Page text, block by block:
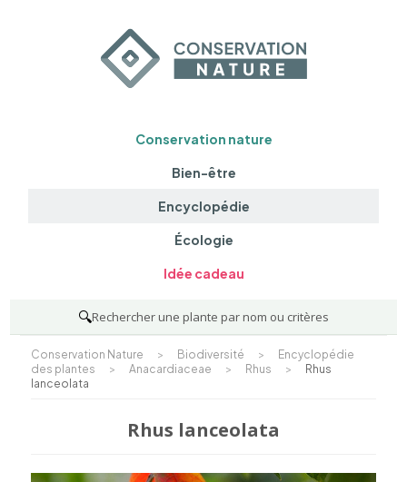
Conservation nature
Bien-être
Encyclopédie
Écologie
Idée cadeau
🔍Rechercher une plante par nom ou critères
Conservation Nature > Biodiversité >
Encyclopédie
des plantes
> Anacardiaceae > Rhus >
Rhus
lanceolata
Rhus lanceolata